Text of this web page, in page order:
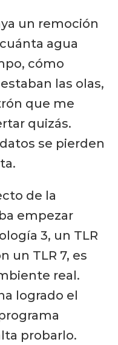
un remoción
agua
cómo
las olas,
que me
quizás.
se pierden
de la
empezar
3, un TLR
un TLR 7, es
real.
logrado el
probarlo.